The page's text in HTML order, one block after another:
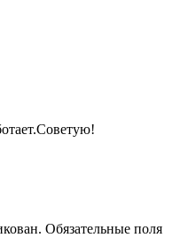
Обязательные поля